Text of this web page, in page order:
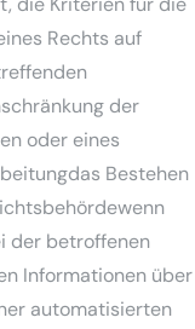
Rechts auf
der
oder eines
Bestehen
der betroffenen
Informationen über
automatisierten